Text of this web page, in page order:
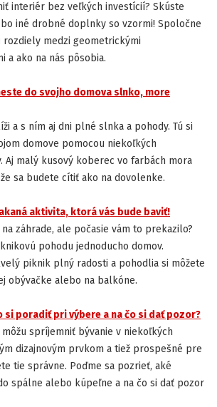
interiér bez veľkých investícií? Skúste
iné drobné doplnky so vzormi! Spoločne
rozdiely medzi geometrickými
a ako na nás pôsobia.
do svojho domova slnko, more
a s ním aj dni plné slnka a pohody. Tú si
domove pomocou niekoľkých
Aj malý kusový koberec vo farbách mora
sa budete cítiť ako na dovolenke.
aktivita, ktorá vás bude baviť!
záhrade, ale počasie vám to prekazilo?
pohodu jednoducho domov.
piknik plný radosti a pohodlia si môžete
obývačke alebo na balkóne.
si poradiť pri výbere a na čo si dať pozor?
spríjemniť bývanie v niekoľkých
dizajnovým prvkom a tiež prospešné pre
tie správne. Poďme sa pozrieť, aké
spálne alebo kúpeľne a na čo si dať pozor